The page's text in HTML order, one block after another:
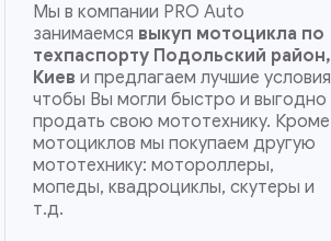
Мы в компании PRO Auto
занимаемся выкуп мотоцикла по
техпаспорту Подольский район,
Киев и предлагаем лучшие условия
чтобы Вы могли быстро и выгодно
продать свою мототехнику. Кроме
мотоциклов мы покупаем другую
мототехнику: мотороллеры,
мопеды, квадроциклы, скутеры и
т.д.